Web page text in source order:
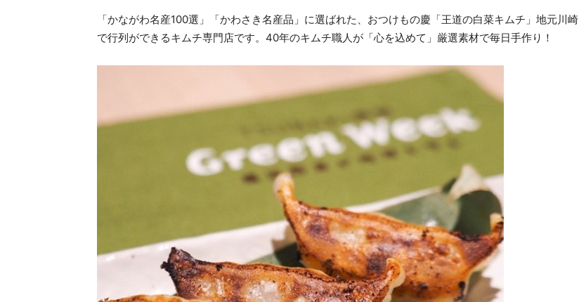
「かながわ名産100選」「かわさき名産品」に選ばれた、おつけもの慶「王道の白菜キムチ」地元川崎
で行列ができるキムチ専門店です。40年のキムチ職人が「心を込めて」厳選素材で毎日手作り！